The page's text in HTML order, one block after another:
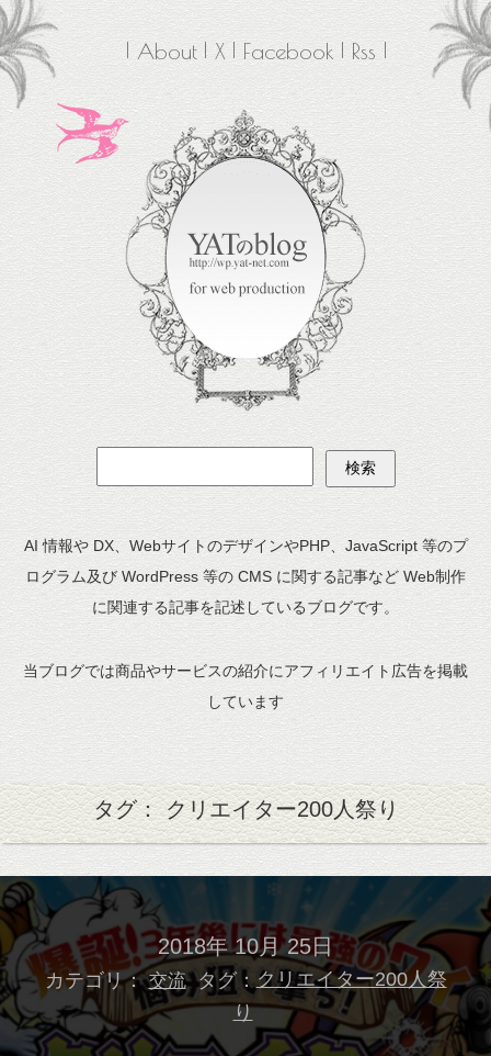
About X Facebook Rss
AI 情報や DX、WebサイトのデザインやPHP、JavaScript 等のプ
ログラム及び WordPress 等の CMS に関する記事など Web制作
に関連する記事を記述しているブログです。
当ブログでは商品やサービスの紹介にアフィリエイト広告を掲載
しています
タグ： クリエイター200人祭り
2018年 10月 25日
カテゴリ： 交流 タグ： クリエイター200人祭
り